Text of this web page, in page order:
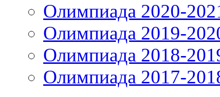
Олимпиада 2020-
Олимпиада 2019-
Олимпиада 2018-
Олимпиада 2017-